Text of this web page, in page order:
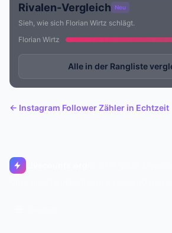
Rivalen-Vergleich Neu
Sieh, wie sich Florian Wirtz schlägt.
Florian Wirtz
Alle in der Rangliste
← Instagram Follower Zähler in Echtzeit